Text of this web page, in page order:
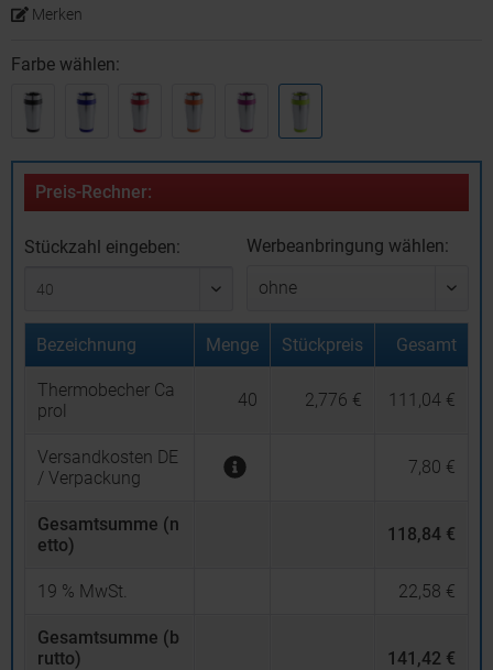
Merken
Farbe wählen:
Preis-Rechner:
Stückzahl eingeben: Werbeanbringung wählen:
Bezeichnung Menge Stückpreis Gesamt
Thermobecher Ca
prol
40 2,776 € 111,04 €
Versandkosten DE
/ Verpackung
7,80 €
Gesamtsumme (n
etto)
118,84 €
19 % MwSt. 22,58 €
Gesamtsumme (b
rutto)
141,42 €